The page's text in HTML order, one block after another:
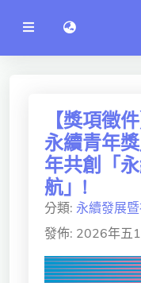
公
告
系
工程學院
資訊學院
管理學院
人文社社會學院
電機通訊學院
醫護學院
語言切換
【獎項徵
永續青年
年共創「
航」!
分類: 永續發展
發佈: 2026年五